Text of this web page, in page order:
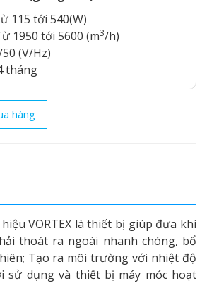
115 tới 540(W)
1950 tới 5600 (m3/h)
(V/Hz)
tháng
hàng
VORTEX là thiết bị giúp đưa khí
thoát ra ngoài nhanh chóng, bổ
Tạo ra môi trường với nhiệt độ
sử dụng và thiết bị máy móc hoạt